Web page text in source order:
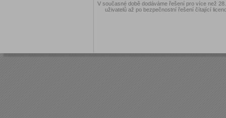
V současné době dodáváme řešení pro více než
uživatelů až po bezpečnostní řešení čítající